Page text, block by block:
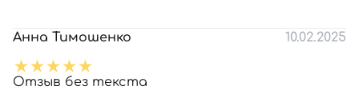
Анна Тимошенко 10.02.2025
Отзыв без текста